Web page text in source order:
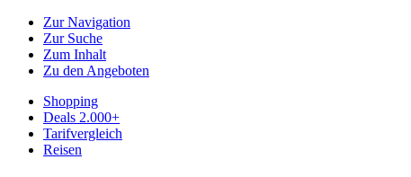
Zur Navigation
Zur Suche
Zum Inhalt
Zu den Angeboten
Shopping
Deals 2.000+
Tarifvergleich
Reisen